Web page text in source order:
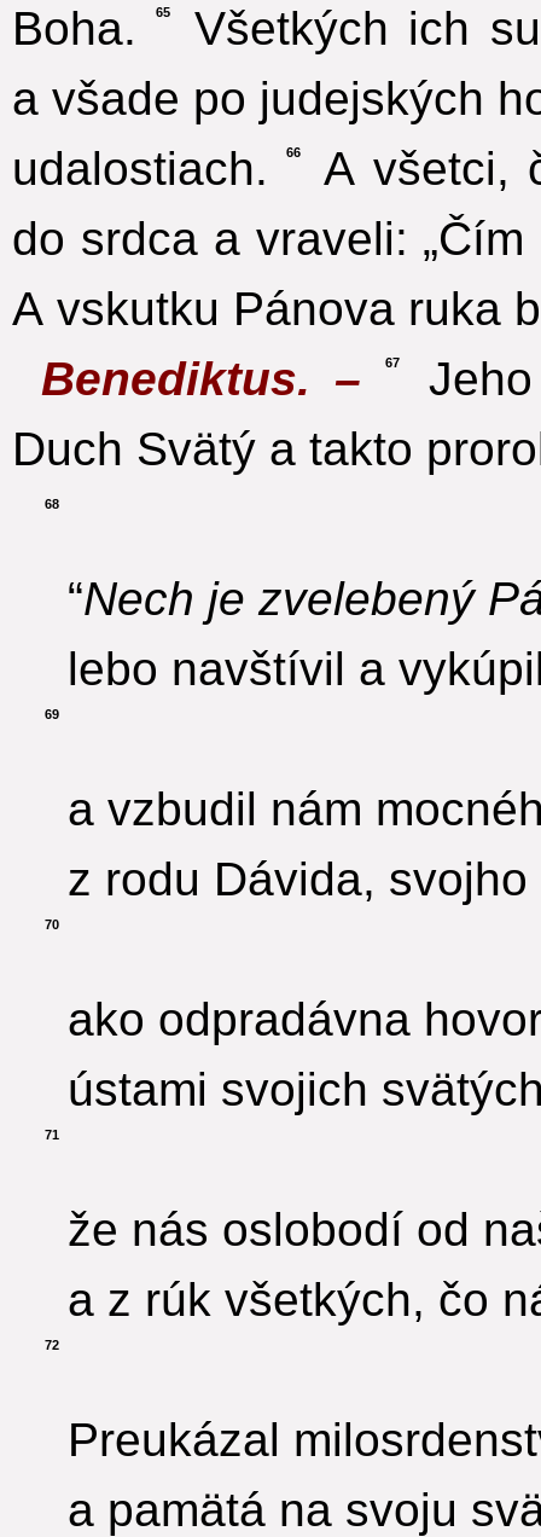
Boha.
65
Všetkých ich
a všade po judejských
udalostiach.
66
A všetci,
do srdca a vraveli:
A vskutku Pánova ruka
Benediktus. –67
Duch Svätý a takto
68
“Nech je zvelebený
lebo navštívil a
69
a vzbudil nám
z rodu Dávida,
70
ako odpradávna
ústami svojich
71
že nás oslobodí od
a z rúk všetkých, čo
72
Preukázal
a pamätá na svoju